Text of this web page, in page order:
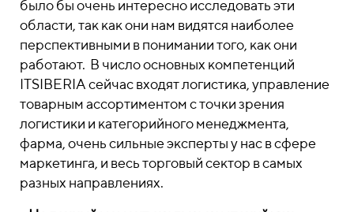
было бы очень интересно исследовать эти
области, так как они нам видятся наиболее
перспективными в понимании того, как они
работают. В число основных компетенций
ITSIBERIA сейчас входят логистика, управление
товарным ассортиментом с точки зрения
логистики и категорийного менеджмента,
фарма, очень сильные эксперты у нас в сфере
маркетинга, и весь торговый сектор в самых
разных направлениях.